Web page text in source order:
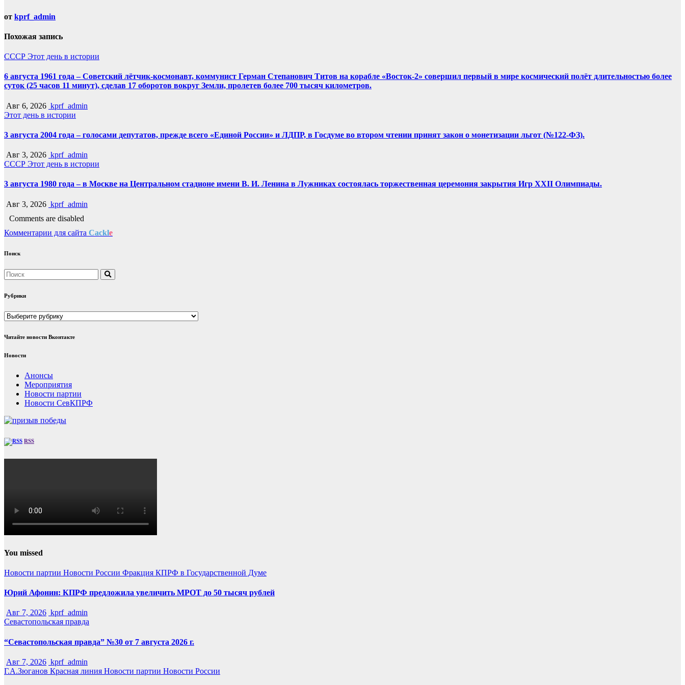
от kprf_admin
Похожая запись
СССР Этот день в истории
6 августа 1961 года – Советский лётчик-космонавт, коммунист Герман Степанович Титов на корабле «Восток-2» совершил первый в мире космический полёт длительностью более
суток (25 часов 11 минут), сделав 17 оборотов вокруг Земли, пролетев более 700 тысяч километров.
Авг 6, 2026 kprf_admin
Этот день в истории
3 августа 2004 года – голосами депутатов, прежде всего «Единой России» и ЛДПР, в Госдуме во втором чтении принят закон о монетизации льгот (№122-ФЗ).
Авг 3, 2026 kprf_admin
СССР Этот день в истории
3 августа 1980 года – в Москве на Центральном стадионе имени В. И. Ленина в Лужниках состоялась торжественная церемония закрытия Игр XXII Олимпиады.
Авг 3, 2026 kprf_admin
Comments are disabled
Комментарии для сайта Cackle
Поиск
Рубрики
Рубрики
Читайте новости Вконтакте
Новости
Анонсы
Мероприятия
Новости партии
Новости СевКПРФ
RSS
You missed
Новости партии Новости России Фракция КПРФ в Государственной Думе
Юрий Афонин: КПРФ предложила увеличить МРОТ до 50 тысяч рублей
Авг 7, 2026 kprf_admin
Севастопольская правда
“Севастопольская правда” №30 от 7 августа 2026 г.
Авг 7, 2026 kprf_admin
Г.А.Зюганов Красная линия Новости партии Новости России